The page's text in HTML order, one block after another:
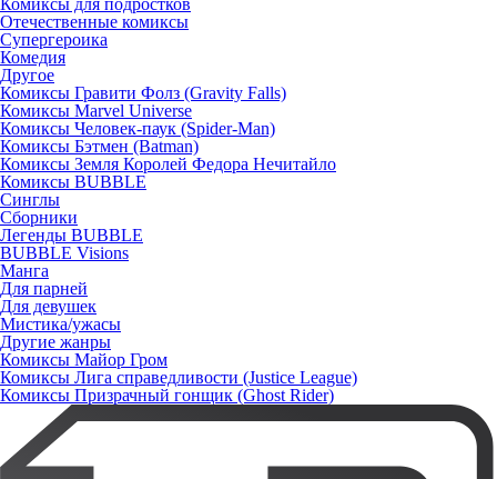
Отечественные комиксы
Супергероика
Комедия
Другое
Комиксы Гравити Фолз (Gravity Falls)
Комиксы Marvel Universe
Комиксы Человек-паук (Spider-Man)
Комиксы Бэтмен (Batman)
Комиксы Земля Королей Федора Нечитайло
Комиксы BUBBLE
Синглы
Сборники
Легенды BUBBLE
BUBBLE Visions
Манга
Для парней
Для девушек
Мистика/ужасы
Другие жанры
Комиксы Майор Гром
Комиксы Лига справедливости (Justice League)
Комиксы Призрачный гонщик (Ghost Rider)